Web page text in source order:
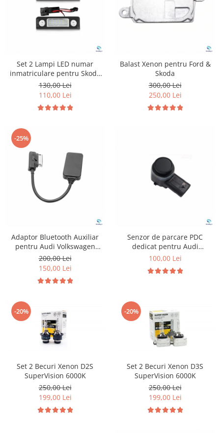
Set 2 Lampi LED numar
inmatriculare pentru Skoda
Octavia 2
130,00 Lei
110,00 Lei
Balast Xenon pentru Ford &
Skoda
300,00 Lei
250,00 Lei
-25%
Adaptor Bluetooth Auxiliar
pentru Audi Volkswagen
Skoda si Seat
200,00 Lei
150,00 Lei
Senzor de parcare PDC
dedicat pentru Audi
Volkswagen Skoda Seat
100,00 Lei
-20%
Set 2 Becuri Xenon D2S
SuperVision 6000K
250,00 Lei
199,00 Lei
-20%
Set 2 Becuri Xenon D3S
SuperVision 6000K
250,00 Lei
199,00 Lei